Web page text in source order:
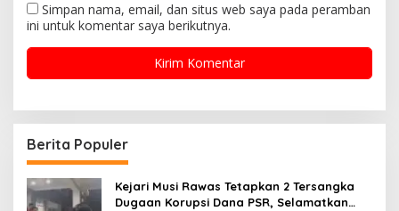
Simpan nama, email, dan situs web saya pada peramban
ini untuk komentar saya berikutnya.
Berita Populer
Kejari Musi Rawas Tetapkan 2 Tersangka
Dugaan Korupsi Dana PSR, Selamatkan